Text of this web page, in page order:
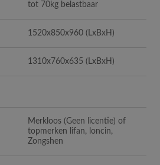
tot 70kg belastbaar
1520x850x960 (LxBxH)
1310x760x635 (LxBxH)
Merkloos (Geen licentie) of
topmerken lifan, loncin,
Zongshen